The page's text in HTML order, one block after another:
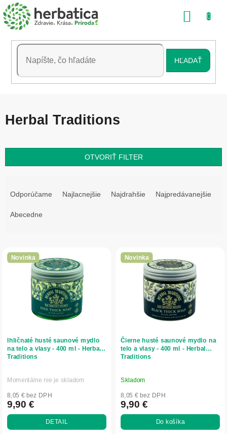
Prejsť
na
obsah
HĽADAŤ
Herbal Traditions
OTVORIŤ FILTER
p
o
v
Odporúčame Najlacnejšie Najdrahšie Najpredávanejšie
Abecedne
ý
d
u
k
o
v
Novinka
Ihličnaté husté saunové mydlo
na telo a vlasy - 400 ml - Herbal
Traditions
Momentálne nie je skladom
8,05 € bez DPH
9,90 €
DETAIL
Novinka
Čierne husté saunové mydlo na
telo a vlasy - 400 ml - Herbal
Traditions
Skladom
8,05 € bez DPH
9,90 €
Do košíka